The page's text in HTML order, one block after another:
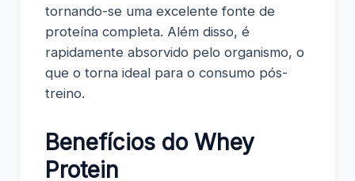
tornando-se uma excelente fonte de
proteína completa. Além disso, é
rapidamente absorvido pelo organismo, o
que o torna ideal para o consumo pós-
treino.
Benefícios do Whey
Protein